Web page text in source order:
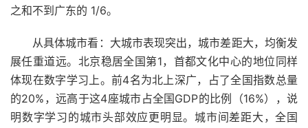
之和不到广东的 1/6。
从具体城市看：大城市表现突出，城市差距大，均衡发
展任重道远。北京稳居全国第1，首都文化中心的地位同样
体现在数字学习上。前4名为北上深广，占了全国指数总量
的20%，远高于这4座城市占全国GDP的比例（16%），说
明数字学习的城市头部效应更明显。城市间差距大，全国